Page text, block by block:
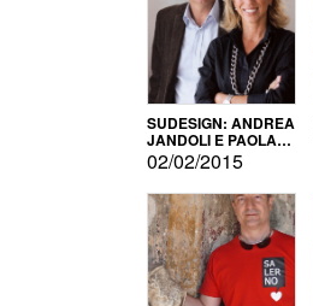
SUDESIGN: ANDREA
JANDOLI E PAOLA
PISAPIA
02/02/2015